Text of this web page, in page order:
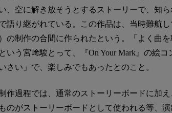
、空に解き放そうとするストーリーで、知
語り継がれている。この作品は、当時難航し
）の制作の合間に作られたという。「よく曲
いう宮﨑駿とって、『On Your Mark』の絵
さい」で、楽しみでもあったとのこと。
作過程では、通常のストーリーボードに加
のがストーリーボードとして使われる等、